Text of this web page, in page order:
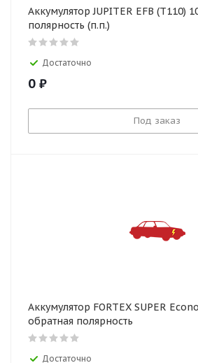
Аккумулятор JUPITER EFB (T110)
полярность (п.п.)
Достаточно
0 ₽
Под заказ
Аккумулятор FORTEX SUPER
обратная полярность
Достаточно